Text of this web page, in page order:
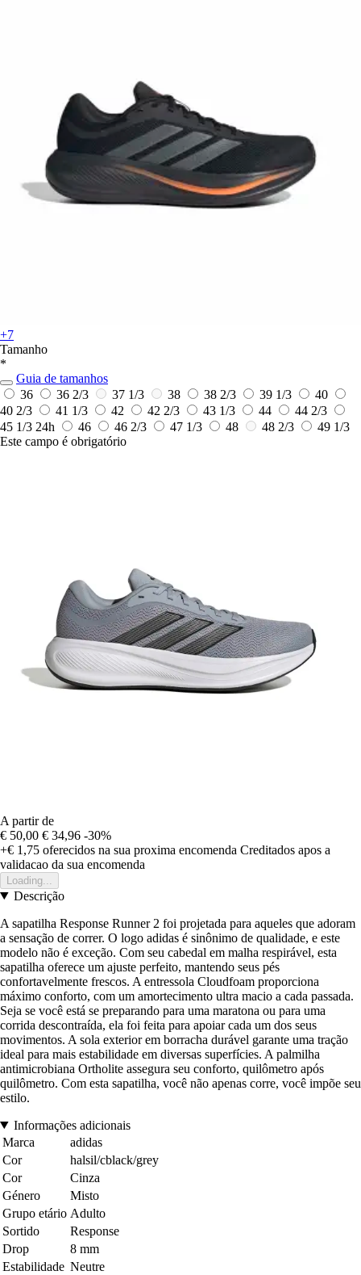
+7
Tamanho
*
Guia de tamanhos
36
36 2/3 37 1/3 38 38 2/3 39 1/3
40
40 2/3
41 1/3 42 42 2/3 43 1/3 44
44 2/3
45 1/3 24h 46 46 2/3 47 1/3 48 48 2/3
49 1/3
Este campo é obrigatório
A partir de
€ 50,00 € 34,96 -30%
+€ 1,75 oferecidos na sua proxima encomenda Creditados apos a
validacao da sua encomenda
Loading...
Descrição
A sapatilha Response Runner 2 foi projetada para aqueles que adoram
a sensação de correr. O logo adidas é sinônimo de qualidade, e este
modelo não é exceção. Com seu cabedal em malha respirável, esta
sapatilha oferece um ajuste perfeito, mantendo seus pés
confortavelmente frescos. A entressola Cloudfoam proporciona
máximo conforto, com um amortecimento ultra macio a cada passada.
Seja se você está se preparando para uma maratona ou para uma
corrida descontraída, ela foi feita para apoiar cada um dos seus
movimentos. A sola exterior em borracha durável garante uma tração
ideal para mais estabilidade em diversas superfícies. A palmilha
antimicrobiana Ortholite assegura seu conforto, quilômetro após
quilômetro. Com esta sapatilha, você não apenas corre, você impõe seu
estilo.
Informações adicionais
Marca
adidas
Cor
halsil/cblack/grey
Cor
Cinza
Género
Misto
Grupo etário Adulto
Sortido
Response
Drop
8 mm
Estabilidade Neutre